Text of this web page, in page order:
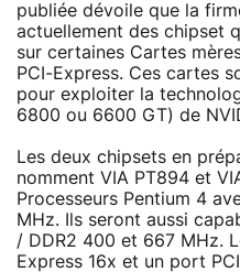
publiée dévoile que la
actuellement des chipset
sur certaines Cartes
PCI-Express. Ces cartes
pour exploiter la
6800 ou 6600 GT) de
Les deux chipsets en
nomment VIA PT894 et
Processeurs Pentium 4
MHz. Ils seront aussi
/ DDR2 400 et 667 MHz.
Express 16x et un port